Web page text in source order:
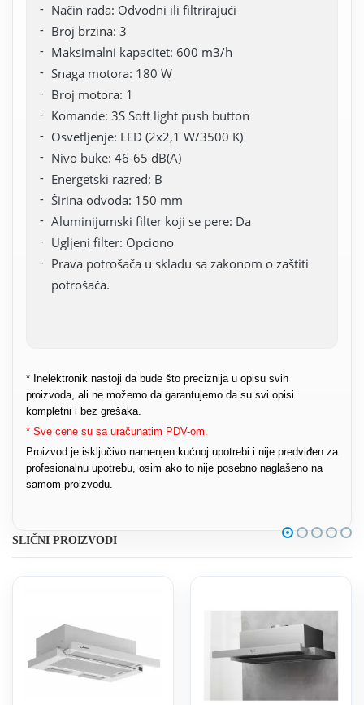
Način rada: Odvodni ili filtrirajući
Broj brzina: 3
Maksimalni kapacitet: 600 m3/h
Snaga motora: 180 W
Broj motora: 1
Komande: 3S Soft light push button
Osvetljenje: LED (2x2,1 W/3500 K)
Nivo buke: 46-65 dB(A)
Energetski razred: B
Širina odvoda: 150 mm
Aluminijumski filter koji se pere: Da
Ugljeni filter: Opciono
Prava potrošača u skladu sa zakonom o zaštiti
potrošača.
* Inelektronik nastoji da bude što preciznija u opisu svih
proizvoda, ali ne možemo da garantujemo da su svi opisi
kompletni i bez grešaka.
* Sve cene su sa uračunatim PDV-om.
Proizvod je isključivo namenjen kućnoj upotrebi i nije predviđen za
profesionalnu upotrebu, osim ako to nije posebno naglašeno na
samom proizvodu.
SLIČNI PROIZVODI